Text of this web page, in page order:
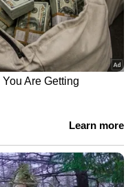
വിനേഷിനെ